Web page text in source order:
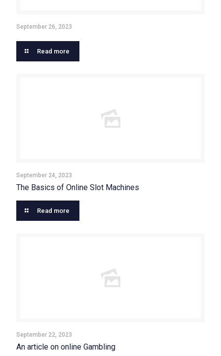
September 26, 2023
Read more
September 24, 2023
The Basics of Online Slot Machines
Read more
September 22, 2023
An article on online Gambling